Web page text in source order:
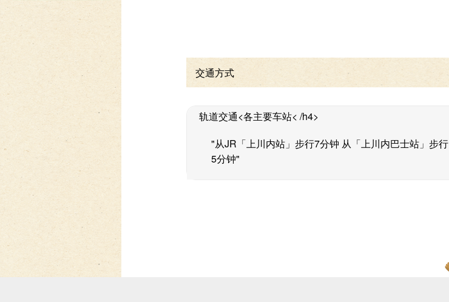
交通方式
轨道交通<各主要车站< /h4>
"从JR「上川内站」步行7分钟 从「上川内巴士站」步行
5分钟"